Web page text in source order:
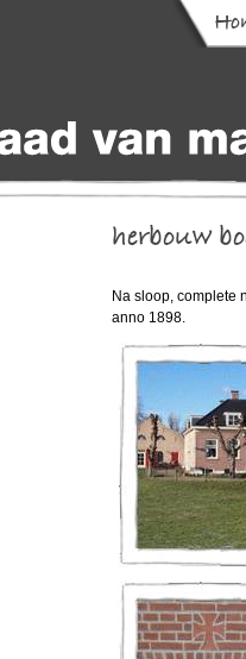
Na sloop, complete
anno 1898.